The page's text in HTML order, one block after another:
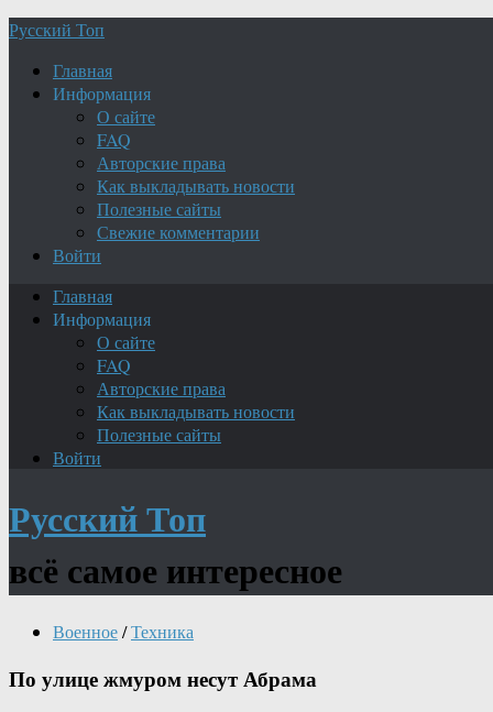
Русский Топ
Главная
Информация
О сайте
FAQ
Авторские права
Как выкладывать новости
Полезные сайты
Свежие комментарии
Войти
Главная
Информация
О сайте
FAQ
Авторские права
Как выкладывать новости
Полезные сайты
Войти
Русский Топ
всё самое интересное
Военное/Техника
По улице жмуром несут Абрама